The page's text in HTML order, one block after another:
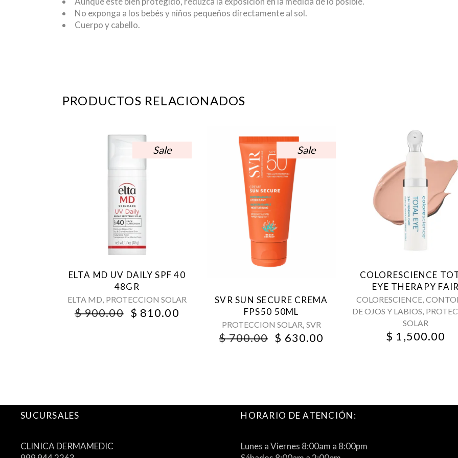
No exponga a los bebés y niños pequeños directamente al sol.
Cuerpo y cabello.
PRODUCTOS RELACIONADOS
Sale
ELTA MD UV DAILY SPF 40
48GR
ELTA MD, PROTECCION SOLAR
$900.00 ORIGINAL
PRICE
$ 810.00
$ 810.00.
Sale
SVR SUN SECURE CREMA
FPS50 50ML
PROTECCION SOLAR, SVR
$700.00 ORIGINAL
$ 630.00
COLORESCIENCE
EYE THERAPY
COLORESCIENCE,
DE OJOS Y LABIOS,
SOLAR
$ 1,500.00
SUCURSALES
CLINICA DERMAMEDIC
HORARIO DE ATENCIÓN:
Lunes a Viernes 8:00am a 8:00pm